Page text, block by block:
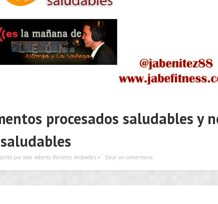
procesados saludables y
saludables
por Jose Alberto Benítez Andrades • Deje un comentario